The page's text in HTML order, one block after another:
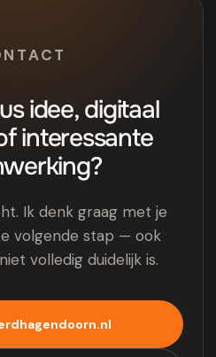
idee, digitaal
interessante
Ik denk graag met je
volgende stap — ook
volledig duidelijk is.